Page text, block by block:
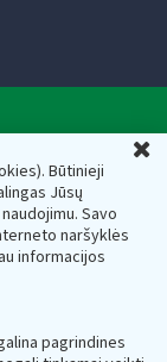
Būtinieji
Jūsų
Savo
naršyklės
informacijos
pagrindines
el.paštas:
Lietuvos
Juridinių